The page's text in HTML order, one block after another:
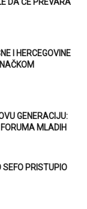
I HERCEGOVINE
GENERACIJU:
MLADIH
SEFO PRISTUPIO